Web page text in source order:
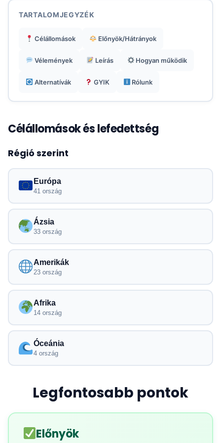
email és alkalmazáson belüli csatornákon.
Számos csomagban benne vannak a hívás- és
Ázsiában.
TARTALOMJEGYZÉK
Célállomások Előnyök/Hátrányok
Vélemények Leírás Hogyan működik
Alternatívák GYIK Rólunk
Célállomások és lefedettség
Régió szerint
Európa
41 ország
Ázsia
33 ország
Amerikák
23 ország
Afrika
14 ország
Óceánia
4 ország
Legfontosabb pontok
Előnyök